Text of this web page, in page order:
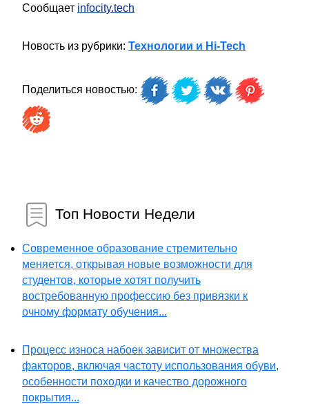
Сообщает infocity.tech
Новость из рубрики: Технологии и Hi-Tech
Поделиться новостью:
Топ Новости Недели
Современное образование стремительно
меняется, открывая новые возможности для
студентов, которые хотят получить
востребованную профессию без привязки к
очному формату обучения...
Процесс износа набоек зависит от множества
факторов, включая частоту использования обуви,
особенности походки и качество дорожного
покрытия...